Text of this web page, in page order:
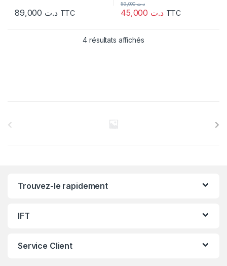
د.ت TTC د.ت
د.ت59,000
TTC
4 résultats affichés
Trouvez-le rapidement
IFT
Service Client